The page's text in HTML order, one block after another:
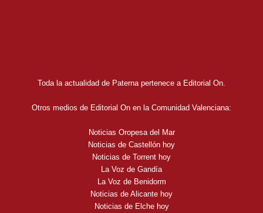
Toda la actualidad de Paterna pertenece a Editorial On.
Otros medios de Editorial On en la Comunidad Valenciana:
Noticias Oropesa del Mar
Noticias de Castellón hoy
Noticias de Torrent hoy
La Voz de Gandía
La Voz de Benidorm
Noticias de Alicante hoy
Noticias de Elche hoy